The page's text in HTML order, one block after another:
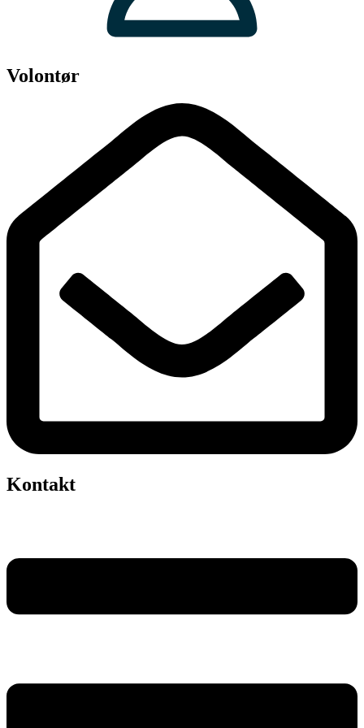
Volontør
Kontakt